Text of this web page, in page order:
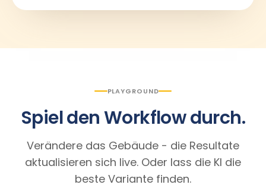
PLAYGROUND
Spiel den Workflow durch.
Verändere das Gebäude - die Resultate
aktualisieren sich live. Oder lass die KI die
beste Variante finden.